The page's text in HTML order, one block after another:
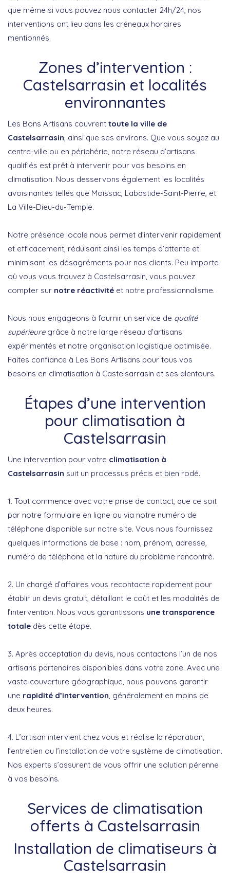
que même si vous pouvez nous contacter 24h/24, nos
interventions ont lieu dans les créneaux horaires
mentionnés.
Zones d’intervention :
Castelsarrasin et localités
environnantes
Les Bons Artisans couvrent toute la ville de
Castelsarrasin , ainsi que ses environs. Que vous soyez au
centre-ville ou en périphérie, notre réseau d’artisans
qualifiés est prêt à intervenir pour vos besoins en
climatisation. Nous desservons également les localités
avoisinantes telles que Moissac, Labastide-Saint-Pierre, et
La Ville-Dieu-du-Temple.
Notre présence locale nous permet d’intervenir rapidement
et efficacement, réduisant ainsi les temps d’attente et
minimisant les désagréments pour nos clients. Peu importe
où vous vous trouvez à Castelsarrasin, vous pouvez
compter sur notre réactivité et notre professionnalisme.
Nous nous engageons à fournir un service de qualité
supérieuregrâce à notre large réseau d’artisans
expérimentés et notre organisation logistique optimisée.
Faites confiance à Les Bons Artisans pour tous vos
besoins en climatisation à Castelsarrasin et ses alentours.
Étapes d’une intervention
pour climatisation à
Castelsarrasin
Une intervention pour votre climatisation à
Castelsarrasin suit un processus précis et bien rodé.
1. Tout commence avec votre prise de contact, que ce soit
par notre formulaire en ligne ou via notre numéro de
téléphone disponible sur notre site. Vous nous fournissez
quelques informations de base : nom, prénom, adresse,
numéro de téléphone et la nature du problème rencontré.
2. Un chargé d’affaires vous recontacte rapidement pour
établir un devis gratuit, détaillant le coût et les modalités de
l’intervention. Nous vous garantissons une transparence
totale dès cette étape.
3. Après acceptation du devis, nous contactons l’un de nos
artisans partenaires disponibles dans votre zone. Avec une
vaste couverture géographique, nous pouvons garantir
une rapidité d’intervention , généralement en moins de
deux heures.
4. L’artisan intervient chez vous et réalise la réparation,
l’entretien ou l’installation de votre système de climatisation.
Nos experts s’assurent de vous offrir une solution pérenne
à vos besoins.
Services de climatisation
offerts à Castelsarrasin
Installation de climatiseurs à
Castelsarrasin